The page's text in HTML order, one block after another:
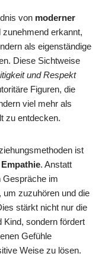
von moderner
erkannt,
als eigenständige
Diese Sichtweise
und Respekt
Figuren, die
viel mehr als
zu entdecken.
ist
. Anstatt
Gespräche im
um zuzuhören und die
stärkt nicht nur die
Kind, sondern fördert
Gefühle
Weise zu lösen.